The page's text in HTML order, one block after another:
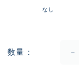
なし
数量